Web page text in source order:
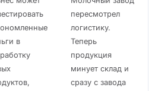
в
пересмотрел
логистику.
Теперь
продукция
минует склад и
сразу с завода